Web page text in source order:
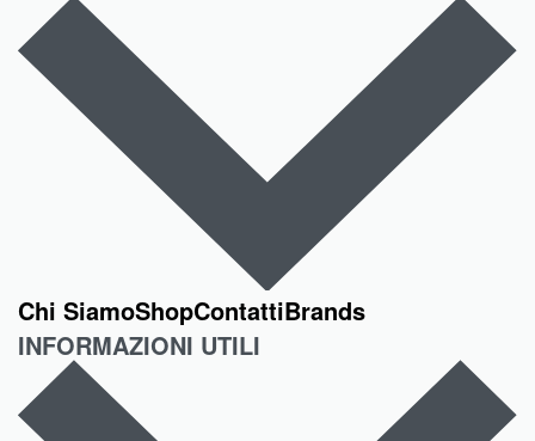
Chi SiamoShopContattiBrands
INFORMAZIONI UTILI